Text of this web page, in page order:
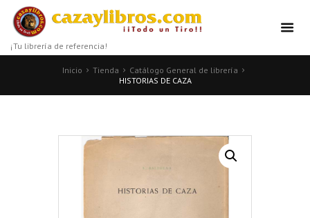
¡Tu librería de referencia!
Inicio Tienda
Catálogo General de librería
HISTORIAS DE CAZA